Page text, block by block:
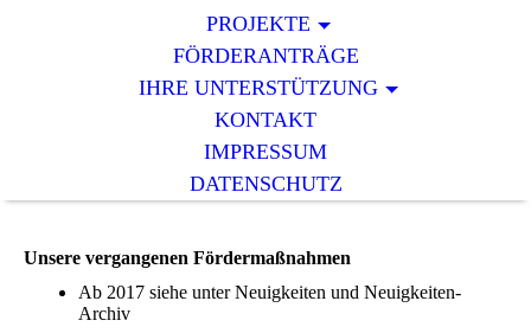
PROJEKTE
FÖRDERANTRÄGE
IHRE UNTERSTÜTZUNG
KONTAKT
IMPRESSUM
DATENSCHUTZ
Unsere vergangenen Fördermaßnahmen
Ab 2017 siehe unter Neuigkeiten und Neuigkeiten-
Archiv